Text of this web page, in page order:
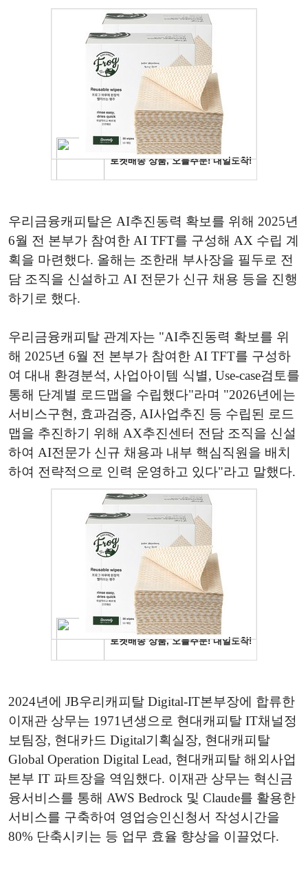
우리금융캐피탈은 AI추진동력 확보를 위해 2025년
6월 전 본부가 참여한 AI TFT를 구성해 AX 수립 계
획을 마련했다. 올해는 조한래 부사장을 필두로 전
담 조직을 신설하고 AI 전문가 신규 채용 등을 진행
하기로 했다.
우리금융캐피탈 관계자는 "AI추진동력 확보를 위
해 2025년 6월 전 본부가 참여한 AI TFT를 구성하
여 대내 환경분석, 사업아이템 식별, Use-case검토를
통해 단계별 로드맵을 수립했다"라며 "2026년에는
서비스구현, 효과검증, AI사업추진 등 수립된 로드
맵을 추진하기 위해 AX추진센터 전담 조직을 신설
하여 AI전문가 신규 채용과 내부 핵심직원을 배치
하여 전략적으로 인력 운영하고 있다"라고 말했다.
2024년에 JB우리캐피탈 Digital-IT본부장에 합류한
이재관 상무는 1971년생으로 현대캐피탈 IT채널정
보팀장, 현대카드 Digital기획실장, 현대캐피탈
Global Operation Digital Lead, 현대캐피탈 해외사업
본부 IT 파트장을 역임했다. 이재관 상무는 혁신금
융서비스를 통해 AWS Bedrock 및 Claude를 활용한
서비스를 구축하여 영업승인신청서 작성시간을
80% 단축시키는 등 업무 효율 향상을 이끌었다.